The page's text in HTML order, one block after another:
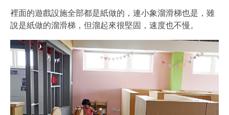
裡面的遊戲設施全部都是紙做的，連小象溜滑梯也是，雖
說是紙做的溜滑梯，但溜起來很堅固，速度也不慢。